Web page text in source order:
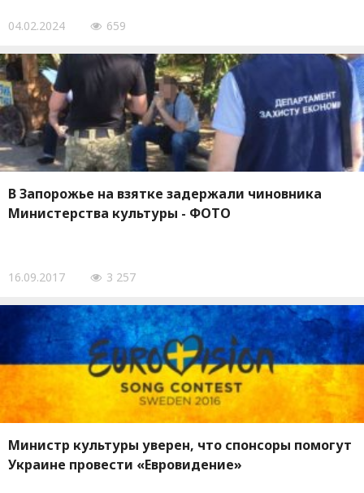
04.02.2024 659
В Запорожье на взятке задержали чиновника
Министерства культуры - ФОТО
16.09.2017 3 257
Министр культуры уверен, что спонсоры помогут
Украине провести «Евровидение»